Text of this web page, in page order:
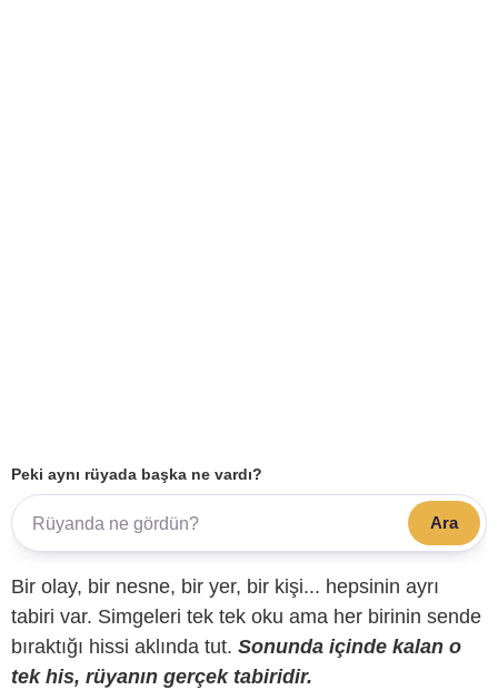
Peki aynı rüyada başka ne vardı?
Ara
Bir olay, bir nesne, bir yer, bir kişi... hepsinin ayrı
tabiri var. Simgeleri tek tek oku ama her birinin sende
bıraktığı hissi aklında tut. Sonunda içinde kalan o
tek his, rüyanın gerçek tabiridir.